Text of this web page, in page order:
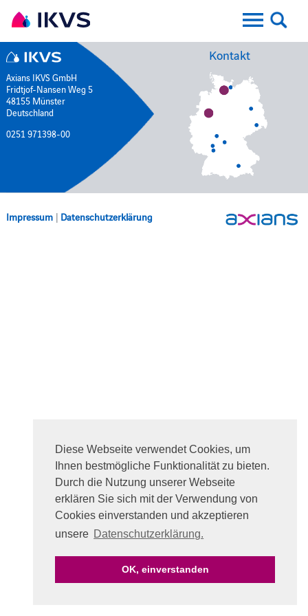
Diese Webseite verwendet Cookies, um
Ihnen bestmögliche Funktionalität zu bieten.
Durch die Nutzung unserer Webseite
erklären Sie sich mit der Verwendung von
Cookies einverstanden und akzeptieren
unsere Datenschutzerklärung.
OK, einverstanden
Axians IKVS GmbH
Fridtjof-Nansen Weg 5
48155 Münster
Deutschland
0251 971398-00
Kontakt
Impressum | Datenschutzerklärung